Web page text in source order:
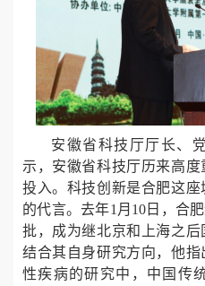
安徽省科技厅厅长、
示，安徽省科技厅历来高
投入。科技创新是合肥这
的代言。去年1月10日，合
批，成为继北京和上海之后
结合其自身研究方向，他
性疾病的研究中，中国传